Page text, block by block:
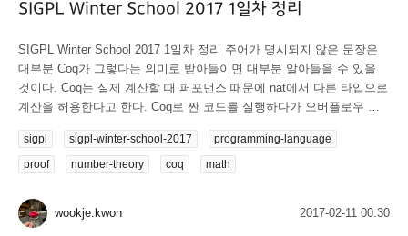
SIGPL Winter School 2017 1일차 정리
SIGPL Winter School 2017 1일차 정리 주어가 명시되지 않은 문장은
대부분 Coq가 그렇다는 의미로 받아들이면 대부분 알아들을 수 있을
것이다. Coq는 실제 계산할 때 퍼포먼스 때문에 nat에서 다른 타입으로
계산을 허용한다고 한다. Coq로 짠 코드를 실행하다가 오버플로우 등
하는 데에 목적을 두기 때문에 Coq에 대해 문제를 제기할 필요는 없다.
문제 없이 Type Check를 통과하면 안전하다고 보장된다. 이의를 제기
sigpl sigpl-winter-school-2017
programming-language
proof
number-theory coq math
wookje.kwon 2017-02-11 00:30